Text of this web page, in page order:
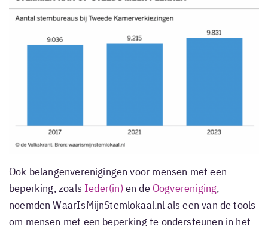
Ook belangenverenigingen voor mensen met een
beperking, zoals
Ieder(in) en de Oogvereniging,
noemden WaarIsMijnStemlokaal.nl als een van de tools
om mensen met een beperking te ondersteunen in het